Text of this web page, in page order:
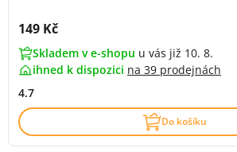
Cena s DPH:
149 Kč
Skladem v e-shopu u vás již 10. 8.
ihned k dispozici na 39 prodejnách
4.7
Do košíku